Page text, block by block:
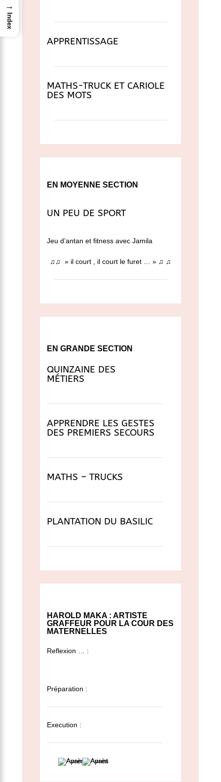
APPRENTISSAGE
MATHS-TRUCK ET CARIOLE
DES MOTS
EN MOYENNE SECTION
UN PEU DE SPORT
Jeu d’antan et fitness avec Jamila
♫ ♫ » il court , il court le furet … » ♫ ♫
EN GRANDE SECTION
QUINZAINE DES
MÉTIERS
APPRENDRE LES GESTES
DES PREMIERS SECOURS
MATHS – TRUCKS
PLANTATION DU BASILIC
HAROLD MAKA : ARTISTE
GRAFFEUR POUR LA COUR DES
MATERNELLES
Reflexion … :
Préparation :
Execution :
→
Index